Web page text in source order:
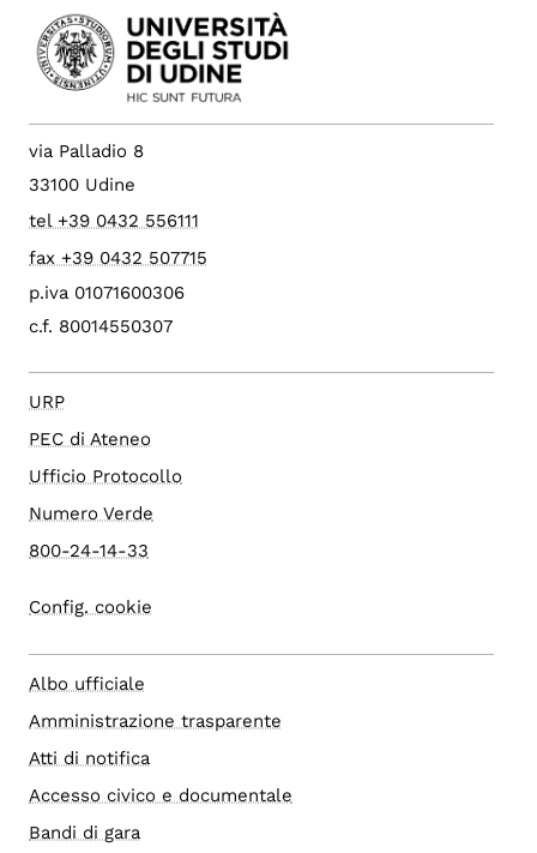
via Palladio 8
33100 Udine
tel +39 0432 556111
fax +39 0432 507715
p.iva 01071600306
c.f. 80014550307
URP
PEC di Ateneo
Ufficio Protocollo
Numero Verde
800-24-14-33
Config. cookie
Albo ufficiale
Amministrazione trasparente
Atti di notifica
Accesso civico e documentale
Bandi di gara